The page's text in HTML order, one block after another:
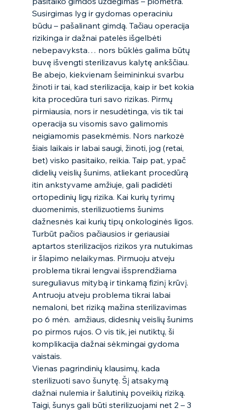
Susirgimas lyg ir gydomas operaciniu
būdu – pašalinant gimdą. Tačiau operacija
rizikinga ir dažnai patelės išgelbėti
nebepavyksta… nors būklės galima būtų
buvę išvengti sterilizavus kalytę ankščiau.
Be abejo, kiekvienam šeimininkui svarbu
žinoti ir tai, kad sterilizacija, kaip ir bet kokia
kita procedūra turi savo rizikas. Pirmų
pirmiausia, nors ir nesudėtinga, vis tik tai
operacija su visomis savo galimomis
neigiamomis pasekmėmis. Nors narkozė
šiais laikais ir labai saugi, žinoti, jog (retai,
bet) visko pasitaiko, reikia. Taip pat, ypač
didelių veislių šunims, atliekant procedūrą
itin ankstyvame amžiuje, gali padidėti
ortopedinių ligų rizika. Kai kurių tyrimų
duomenimis, sterilizuotiems šunims
dažnesnės kai kurių tipų onkologinės ligos.
Turbūt pačios pačiausios ir geriausiai
aptartos sterilizacijos rizikos yra nutukimas
ir šlapimo nelaikymas. Pirmuoju atveju
problema tikrai lengvai išsprendžiama
sureguliavus mitybą ir tinkamą fizinį krūvį.
Antruoju atveju problema tikrai labai
nemaloni, bet riziką mažina sterilizavimas
po 6 mėn.  amžiaus, didesnių veislių šunims
po pirmos rujos. O vis tik, jei nutiktų, ši
komplikacija dažnai sėkmingai gydoma
vaistais.
Vienas pagrindinių klausimų, kada
sterilizuoti savo šunytę. Šį atsakymą
dažnai nulemia ir šalutinių poveikių riziką.
Taigi, šunys gali būti sterilizuojami net 2 – 3